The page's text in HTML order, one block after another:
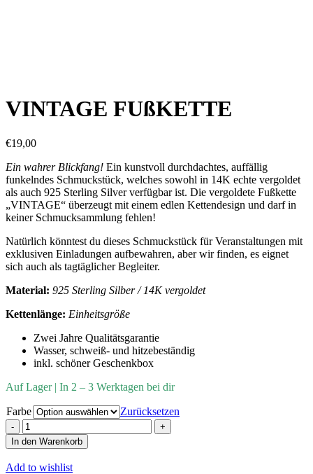
VINTAGE FUßKETTE
€19,00
Ein wahrer Blickfang! Ein kunstvoll durchdachtes, auffällig
funkelndes Schmuckstück, welches sowohl in 14K echte vergoldet
als auch 925 Sterling Silver verfügbar ist. Die vergoldete Fußkette
„VINTAGE“ überzeugt mit einem edlen Kettendesign und darf in
keiner Schmucksammlung fehlen!
Natürlich könntest du dieses Schmuckstück für Veranstaltungen mit
exklusiven Einladungen aufbewahren, aber wir finden, es eignet
sich auch als tagtäglicher Begleiter.
Material: 925 Sterling Silber / 14K vergoldet
Kettenlänge: Einheitsgröße
Zwei Jahre Qualitätsgarantie
Wasser, schweiß- und hitzebeständig
inkl. schöner Geschenkbox
Auf Lager | In 2 – 3 Werktagen bei dir
Farbe
Zurücksetzen
VINTAGE
FUßKETTE
Menge
In den Warenkorb
Add to wishlist